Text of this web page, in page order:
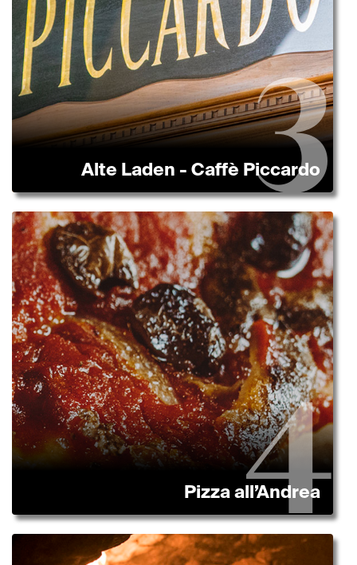
Alte Laden - Caffè Piccardo
Pizza all’Andrea